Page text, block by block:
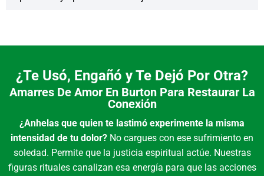
¿Te Usó, Engañó y Te Dejó Por Otra?
Amarres De Amor En Burton Para Restaurar La
Conexión
¿Anhelas que quien te lastimó experimente la misma
intensidad de tu dolor? No cargues con ese sufrimiento en
soledad. Permite que la justicia espiritual actúe. Nuestras
figuras rituales canalizan esa energía para que las acciones